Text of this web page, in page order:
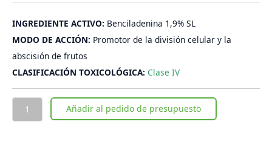
INGREDIENTE ACTIVO: Benciladenina 1,9% SL
MODO DE ACCIÓN: Promotor de la división celular y la
abscisión de frutos
CLASIFICACIÓN TOXICOLÓGICA: Clase IV
Añadir al pedido de presupuesto